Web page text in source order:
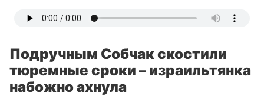
Подручным Собчак скостили
тюремные сроки – израильтянка
набожно ахнула